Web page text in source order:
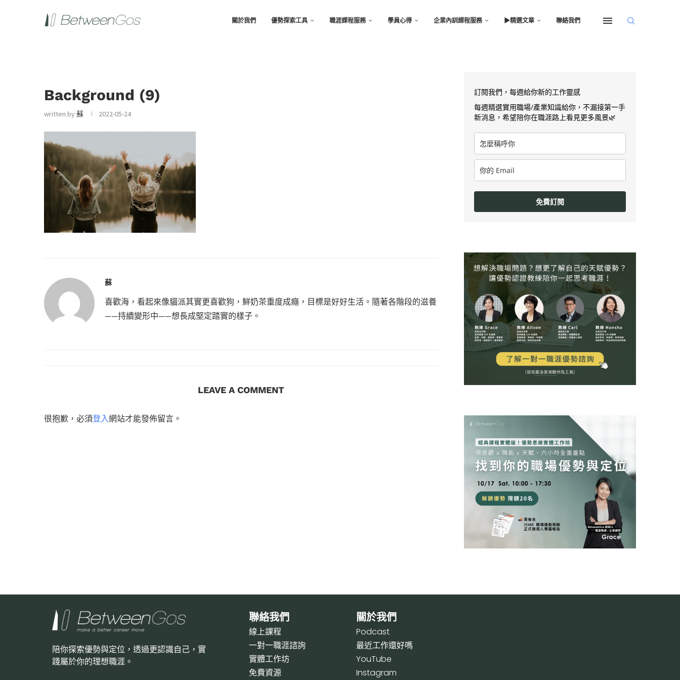
關於我們 優勢探索工具 職涯課程服務 學員心得 企業內訓課程服務 ▶︎精選文章 聯絡我們
Background (9)
written by蘇 2022-05-24
蘇
喜歡海，看起來像貓派其實更喜歡狗，鮮奶茶重度成癮，目標是好好生活。隨著各階段的滋養
——持續變形中——想長成堅定踏實的樣子。
LEAVE A COMMENT
很抱歉，必須登入網站才能發佈留言。
訂閱我們，每週給你新的工作靈感
每週精選實用職場/產業知識給你，不漏接第一手
新消息，希望陪你在職涯路上看見更多風景🌿
免費訂閱
陪你探索優勢與定位，透過更認識自己，實
踐屬於你的理想職涯。
聯絡我們
線上課程
一對一職涯諮詢
實體工作坊
免費資源
關於我們
Podcast
最近工作還好嗎
YouTube
Instagram